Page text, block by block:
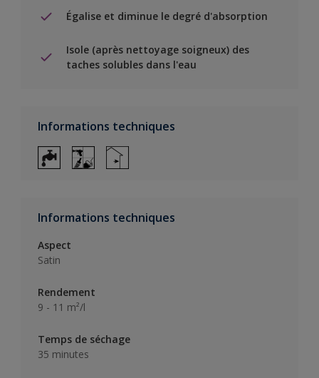
Égalise et diminue le degré d'absorption
Isole (après nettoyage soigneux) des
taches solubles dans l'eau
Informations techniques
Informations techniques
Aspect
Satin
Rendement
9 - 11 m²/l
Temps de séchage
35 minutes